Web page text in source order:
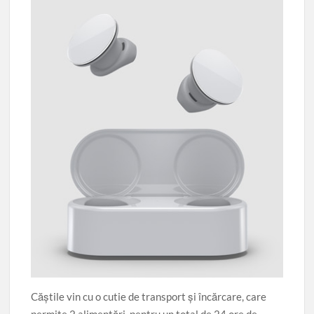
Căştile vin cu o cutie de transport şi încărcare, care